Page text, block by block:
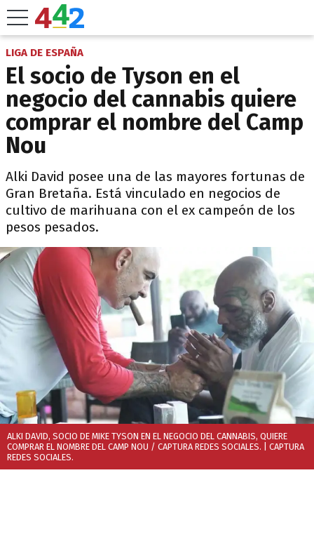
LIGA DE ESPAÑA
El socio de Tyson en el
negocio del cannabis quiere
comprar el nombre del Camp
Nou
Alki David posee una de las mayores fortunas de
Gran Bretaña. Está vinculado en negocios de
cultivo de marihuana con el ex campeón de los
pesos pesados.
ALKI DAVID, SOCIO DE MIKE TYSON EN EL NEGOCIO DEL CANNABIS, QUIERE
COMPRAR EL NOMBRE DEL CAMP NOU / CAPTURA REDES SOCIALES. | CAPTURA
REDES SOCIALES.